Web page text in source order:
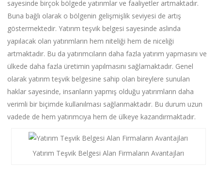
sayesinde birçok bölgede yatırımlar ve faaliyetler artmaktadır.
Buna bağlı olarak o bölgenin gelişmişlik seviyesi de artış
göstermektedir. Yatırım teşvik belgesi sayesinde aslında
yapılacak olan yatırımların hem niteliği hem de niceliği
artmaktadır. Bu da yatırımcıların daha fazla yatırım yapmasını ve
ülkede daha fazla üretimin yapılmasını sağlamaktadır. Genel
olarak yatırım teşvik belgesine sahip olan bireylere sunulan
haklar sayesinde, insanların yapmış olduğu yatırımların daha
verimli bir biçimde kullanılması sağlanmaktadır. Bu durum uzun
vadede de hem yatırımcıya hem de ülkeye kazandırmaktadır.
Yatırım Teşvik Belgesi Alan Firmaların Avantajları